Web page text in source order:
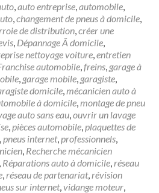
,auto entreprise,automobile,
,changement de pneus à domicile,
de distribution,créer une
, Dépannage Ã domicile,
nettoyage voiture,entretien
automobile,freins, garage à
, garage mobile, garagiste,
domicile,mécanicien auto à
à domicile,montage de pneu
auto sans eau,ouvrir un lavage
,pièces automobile,plaquettes de
,pneus internet,professionnels,
, Recherche mécanicien
, Réparations auto à domicile,réseau
,réseau de partenariat,révision
sur internet,vidange moteur,